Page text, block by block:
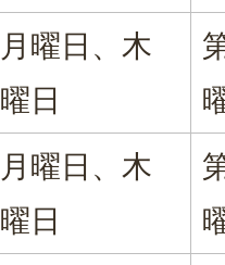
月曜日、木
曜日
月曜日、木
曜日